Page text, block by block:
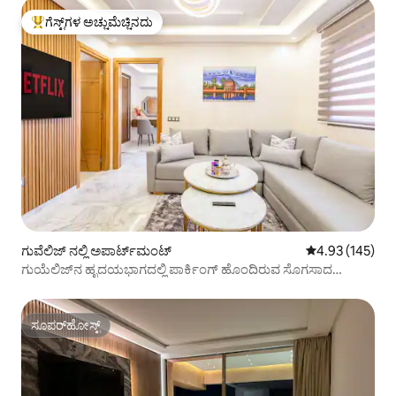
ಗೆಸ್ಟ್‌ಗಳಿಗೆ ಅತಿ ಹೆಚ್ಚು ಅಚ್ಚುಮೆಚ್ಚಿನದು
ಗೆಸ್ಟ್‌ಗಳ ಅಚ್ಚುಮೆಚ್ಚಿನದು
ಗುವೆಲಿಜ್ ನಲ್ಲಿ ಅಪಾರ್ಟ್‌ಮಂಟ್ 5 ರಲ್ಲಿ 4.93
4.93 (145)
ಗುಯೆಲಿಜ್‌ನ ಹೃದಯಭಾಗದಲ್ಲಿ ಪಾರ್ಕಿಂಗ್ ಹೊಂದಿರುವ ಸೊಗಸಾದ
ಸೂಪರ್‌ಹೋಸ್ಟ್
ಸೂಪರ್‌ಹೋಸ್ಟ್